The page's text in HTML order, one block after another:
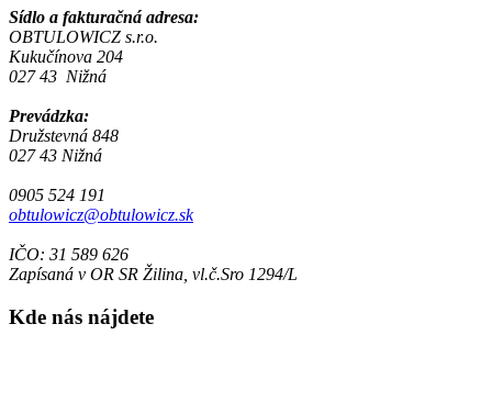
Sídlo a fakturačná adresa:
OBTULOWICZ s.r.o.
Kukučínova 204
027 43 Nižná
Prevádzka:
Družstevná 848
027 43 Nižná
0905 524 191
obtulowicz@obtulowicz.sk
IČO: 31 589 626
Zapísaná v OR SR Žilina, vl.č.Sro 1294/L
Kde nás nájdete